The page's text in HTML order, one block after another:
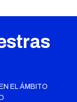
EL ÁMBITO